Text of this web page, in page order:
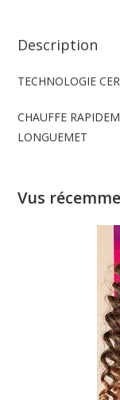
Description
TECHNOLOGIE
CHAUFFE
LONGUEMET
Vus